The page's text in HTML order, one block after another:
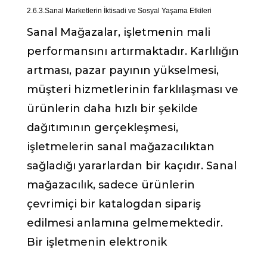
2.6.3.Sanal Marketlerin İktisadi ve Sosyal Yaşama Etkileri
Sanal Mağazalar, işletmenin mali
performansını artırmaktadır. Karlılığın
artması, pazar payının yükselmesi,
müşteri hizmetlerinin farklılaşması ve
ürünlerin daha hızlı bir şekilde
dağıtımının gerçekleşmesi,
işletmelerin sanal mağazacılıktan
sağladığı yararlardan bir kaçıdır. Sanal
mağazacılık, sadece ürünlerin
çevrimiçi bir katalogdan sipariş
edilmesi anlamına gelmemektedir.
Bir işletmenin elektronik